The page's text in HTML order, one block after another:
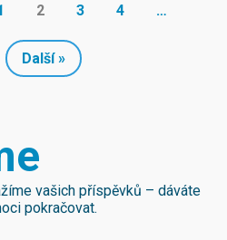
2 3 4 …
Další »
vašich příspěvků – dáváte
pokračovat.